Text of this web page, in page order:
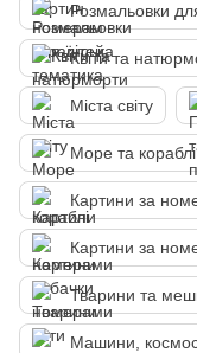
Розмальовки
Квіти та
Міста світу
Море та кораблі
Картини за
Картини за
Тварини та
Машини,